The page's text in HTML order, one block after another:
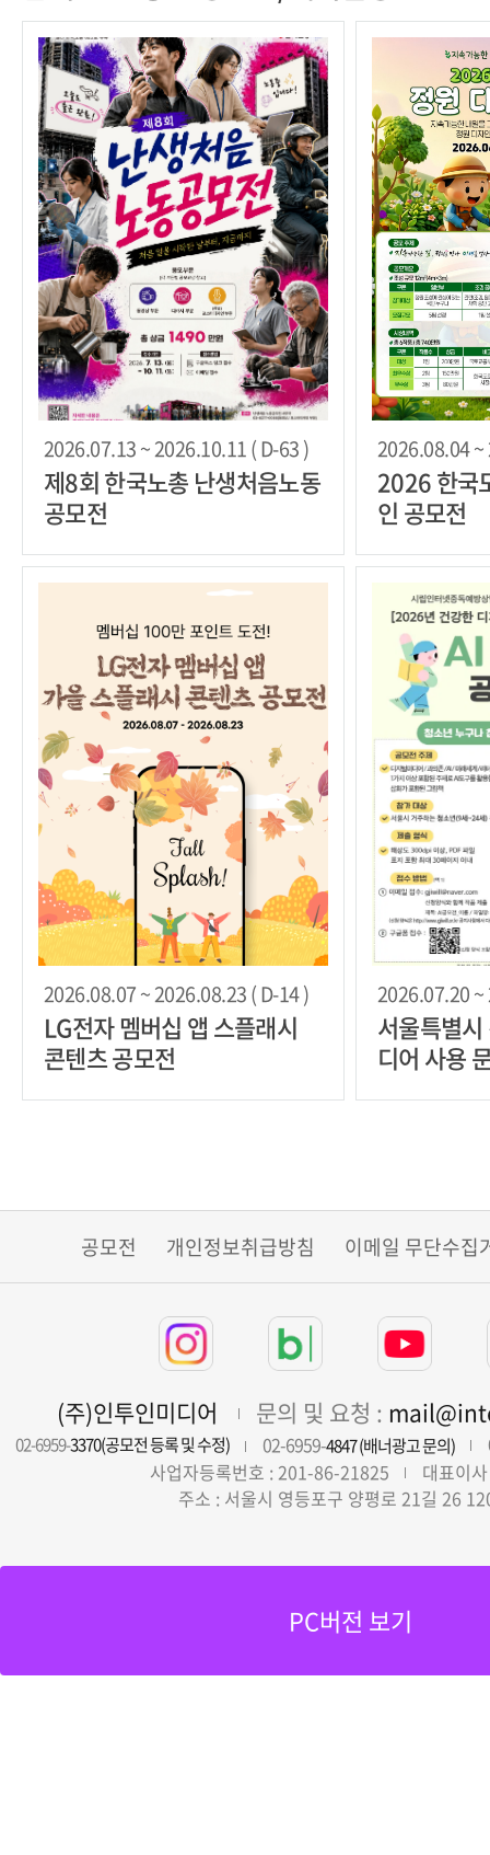
2026.07.13 ~ 2026.10.11 ( D-63 )
제8회 한국노총 난생처음노동
공모전
2026.08.04 ~
2026 한국
인 공모전
2026.08.07 ~ 2026.08.23 ( D-14 )
LG전자 멤버십 앱 스플래시
콘텐츠 공모전
2026.07.20 ~
서울특별
디어 사용
공모전 개인정보취급방침 이메일 무단수집
(주)인투인미디어 문의 및 요청 :
02-6959-3370(공모전 등록 및 수정) 02-6959-4847 (배너광고 문의)
사업자등록번호 : 201-86-21825
대표이
주소 : 서울시 영등포구 양평로 21길 26
PC버전 보기